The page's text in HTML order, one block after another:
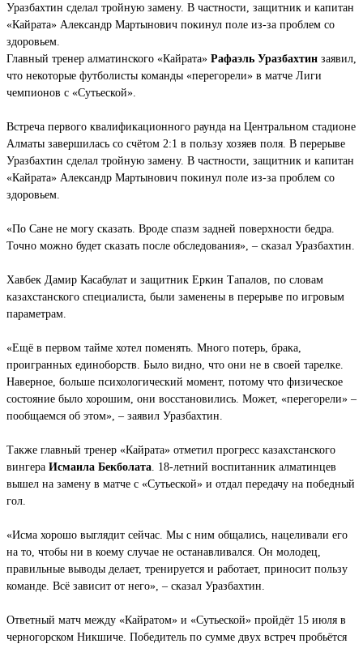
Уразбахтин сделал тройную замену. В частности, защитник и капитан
«Кайрата» Александр Мартынович покинул поле из-за проблем со
здоровьем.
Главный тренер алматинского «Кайрата» Рафаэль Уразбахтин заявил,
что некоторые футболисты команды «перегорели» в матче Лиги
чемпионов с «Сутьеской».
Встреча первого квалификационного раунда на Центральном стадионе
Алматы завершилась со счётом 2:1 в пользу хозяев поля. В перерыве
Уразбахтин сделал тройную замену. В частности, защитник и капитан
«Кайрата» Александр Мартынович покинул поле из-за проблем со
здоровьем.
«По Сане не могу сказать. Вроде спазм задней поверхности бедра.
Точно можно будет сказать после обследования», – сказал Уразбахтин.
Хавбек Дамир Касабулат и защитник Еркин Тапалов, по словам
казахстанского специалиста, были заменены в перерыве по игровым
параметрам.
«Ещё в первом тайме хотел поменять. Много потерь, брака,
проигранных единоборств. Было видно, что они не в своей тарелке.
Наверное, больше психологический момент, потому что физическое
состояние было хорошим, они восстановились. Может, «перегорели» –
пообщаемся об этом», – заявил Уразбахтин.
Также главный тренер «Кайрата» отметил прогресс казахстанского
вингера Исмаила Бекболата . 18-летний воспитанник алматинцев
вышел на замену в матче с «Сутьеской» и отдал передачу на победный
гол.
«Исма хорошо выглядит сейчас. Мы с ним общались, нацеливали его
на то, чтобы ни в коему случае не останавливался. Он молодец,
правильные выводы делает, тренируется и работает, приносит пользу
команде. Всё зависит от него», – сказал Уразбахтин.
Ответный матч между «Кайратом» и «Сутьеской» пройдёт 15 июля в
черногорском Никшиче. Победитель по сумме двух встреч пробьётся